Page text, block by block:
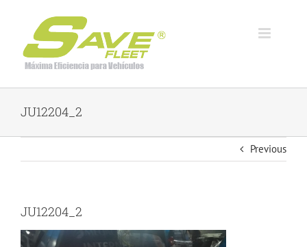
content
JU12204_2
Previous
JU12204_2